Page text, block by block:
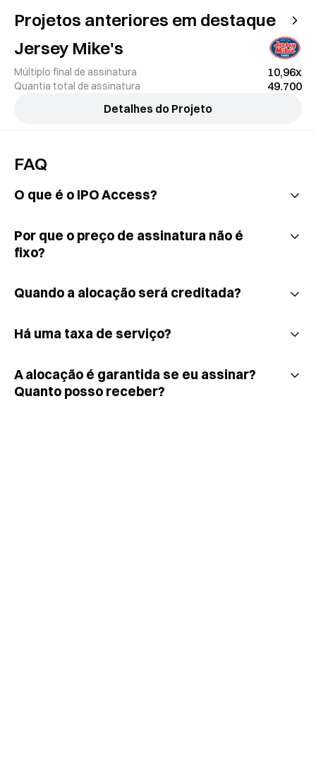
Projetos anteriores em destaque
Jersey Mike's
Múltiplo final de assinatura 10,96x
Quantia total de assinatura
49.700
Detalhes do Projeto
FAQ
O que é o IPO Access?
Por que o preço de assinatura não é
fixo?
Quando a alocação será creditada?
Há uma taxa de serviço?
A alocação é garantida se eu assinar?
Quanto posso receber?